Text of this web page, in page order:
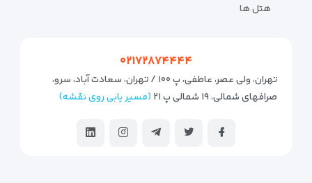
هتل ها
۰۲۱۷۲۸۷۴۴۴۴
تهران، ولی عصر، عاطفی، پ ۱۰۰ / تهران، سعادت آباد، سرو،
صرافهای شمالی، ۱۹ شمالی پ ۲۱
(مسیر یابی روی نقشه)